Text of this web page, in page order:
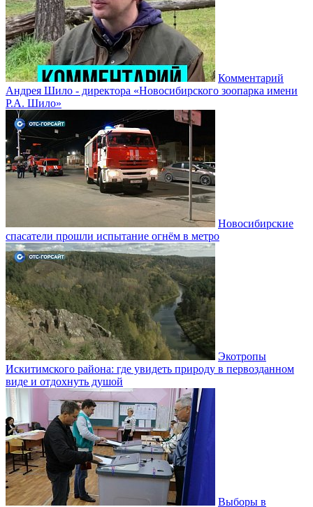
Комментарий
Андрея Шило - директора «Новосибирского зоопарка имени
Р.А. Шило»
Новосибирские
спасатели прошли испытание огнём в метро
Экотропы
Искитимского района: где увидеть природу в первозданном
виде и отдохнуть душой
Выборы в